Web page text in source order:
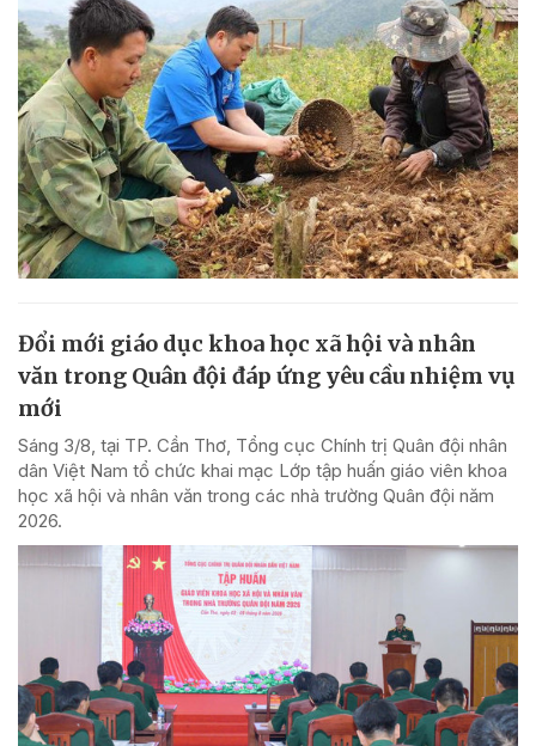
Đổi mới giáo dục khoa học xã hội và nhân
văn trong Quân đội đáp ứng yêu cầu nhiệm vụ
mới
Sáng 3/8, tại TP. Cần Thơ, Tổng cục Chính trị Quân đội nhân
dân Việt Nam tổ chức khai mạc Lớp tập huấn giáo viên khoa
học xã hội và nhân văn trong các nhà trường Quân đội năm
2026.